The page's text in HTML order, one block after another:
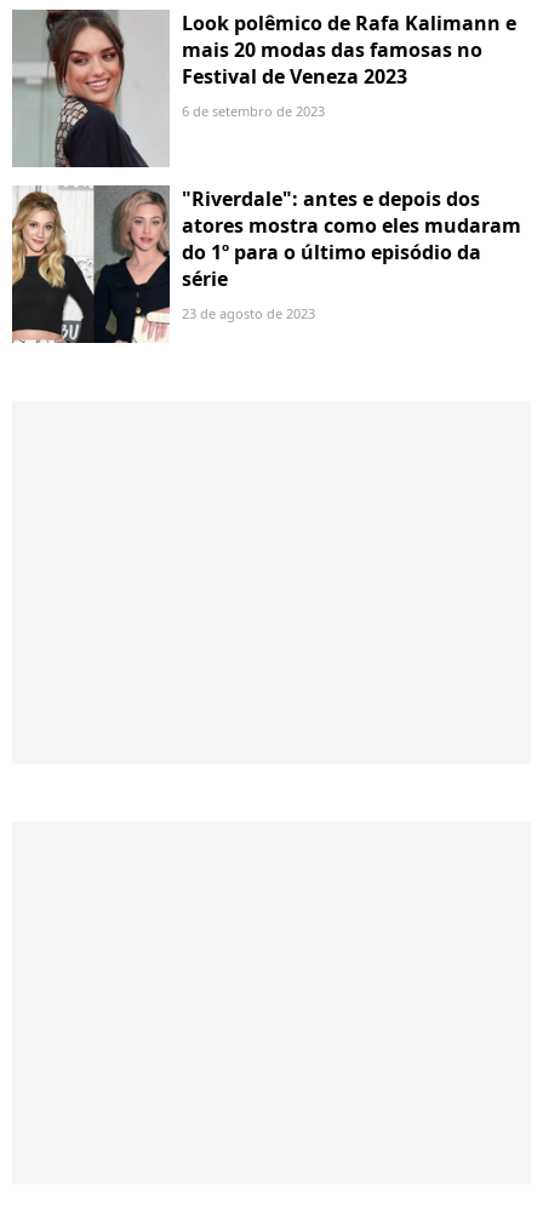
Look polêmico de Rafa Kalimann e
mais 20 modas das famosas no
Festival de Veneza 2023
6 de setembro de 2023
"Riverdale": antes e depois dos
atores mostra como eles mudaram
do 1º para o último episódio da
série
23 de agosto de 2023